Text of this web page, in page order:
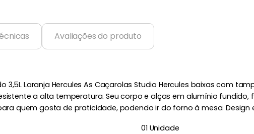
Avaliações do produto
3,5L Laranja Hercules As Caçarolas Studio Hercules baixas com
a alta temperatura. Seu corpo e alças em alumínio
quem gosta de praticidade, podendo ir do forno à mesa. Design
01 Unidade